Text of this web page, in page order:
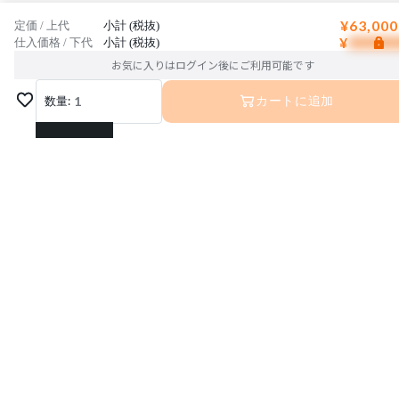
定価 / 上代 小計 (税抜)
仕入価格 / 下代 小計 (税抜) ¥
お気に入りはログイン後にご利用可能です
数量: 1
1
カートに追加